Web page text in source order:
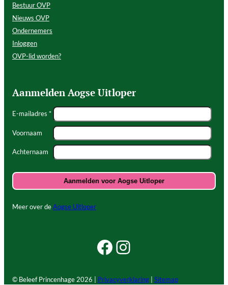
Bestuur OVP
Nieuws OVP
Ondernemers
Inloggen
OVP-lid worden?
Aanmelden Aogse Uitloper
E-mailadres *
Voornaam
Achternaam
Meer over deAogse Uitloper
Facebook Beleef Princenhage
Instagram Beleef Princenhage
© Beleef Princenhage2026 | Privacyverklaring Sitemap